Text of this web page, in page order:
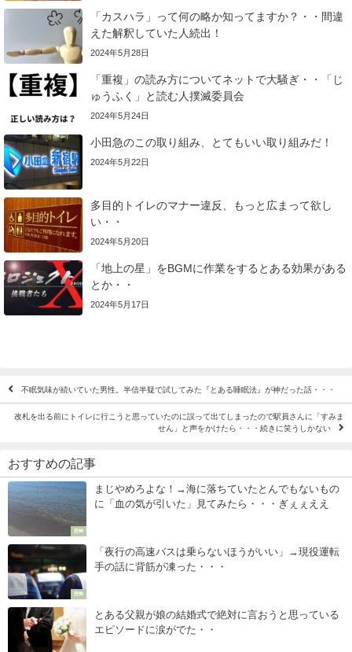
「カスハラ」って何の略か知ってますか？・・間違
えた解釈していた人続出！
2024年5月28日
「重複」の読み方についてネットで大騒ぎ・・「じ
ゅうふく」と読む人撲滅委員会
2024年5月24日
小田急のこの取り組み、とてもいい取り組みだ！
2024年5月22日
多目的トイレのマナー違反、もっと広まって欲し
い・・
2024年5月20日
「地上の星」をBGMに作業をするとある効果がある
とか・・
2024年5月17日
不眠気味が続いていた男性。半信半疑で試してみた『とある睡眠法』が神だった話・・・
改札を出る前にトイレに行こうと思っていたのに誤って出てしまったので駅員さんに「すみま
せん」と声をかけたら・・・続きに笑うしかない
おすすめの記事
恐怖
まじやめろよな！→海に落ちていたとんでもないもの
に「血の気が引いた」見てみたら・・・ぎぇぇええ
恐怖
「夜行の高速バスは乗らないほうがいい」→現役運転
手の話に背筋が凍った・・・
とある父親が娘の結婚式で絶対に言おうと思っている
エピソードに涙がでた・・